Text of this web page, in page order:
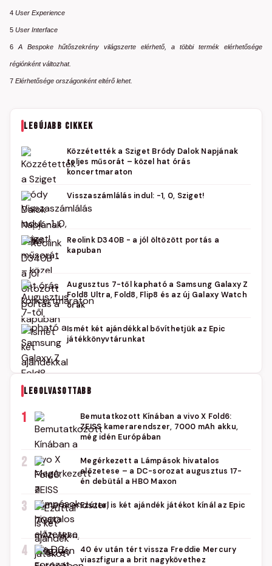
4 User Experience
5 User Interface
6 A Bespoke hűtőszekrény világszerte elérhető, a többi termék elérhetősége
régiónként változhat.
7 Elérhetősége országonként eltérő lehet.
LEGÚJABB CIKKEK
Közzétették a Sziget Bródy Dalok Napjának
teljes műsorát – közel hat órás
koncertmaraton
Visszaszámlálás indul: -1, 0, Sziget!
Reolink D340B - a jól öltözött portás a
kapuban
Augusztus 7-től kapható a Samsung Galaxy Z
Fold8 Ultra, Fold8, Flip8 és az új Galaxy Watch
órák
Ismét két ajándékkal bővíthetjük az Epic
játékkönyvtárunkat
LEGOLVASOTTABB
1
Bemutatkozott Kínában a vivo X Fold6:
ZEISS kamerarendszer, 7000 mAh akku,
még idén Európában
2
Megérkezett a Lámpások hivatalos
előzetese – a DC-sorozat augusztus 17-
én debütál a HBO Maxon
3 Ezúttal is két ajándék játékot kínál az Epic
4
40 év után tért vissza Freddie Mercury
viaszfigura a brit nagykövethez